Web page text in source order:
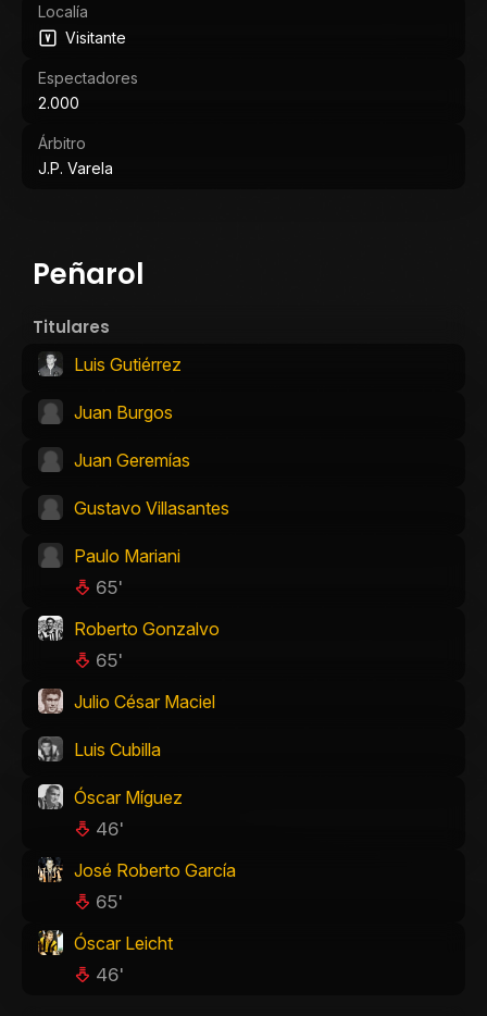
Localía
Visitante
Espectadores
2.000
Árbitro
J.P. Varela
Peñarol
Titulares
Luis Gutiérrez
Juan Burgos
Juan Geremías
Gustavo Villasantes
Paulo Mariani
65'
Roberto Gonzalvo
65'
Julio César Maciel
Luis Cubilla
Óscar Míguez
46'
José Roberto García
65'
Óscar Leicht
46'